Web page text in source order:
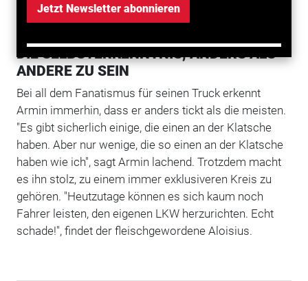
Jetzt Newsletter abonnieren
Story gemalt, an Lichtern und im Interieur geht für
einen echten Tüftler immer noch ein bisschen mehr.
DIE SELBSTERKENNTNIS, ANDERS ALS
ANDERE ZU SEIN
Bei all dem Fanatismus für seinen Truck erkennt
Armin immerhin, dass er anders tickt als die meisten.
"Es gibt sicherlich einige, die einen an der Klatsche
haben. Aber nur wenige, die so einen an der Klatsche
haben wie ich", sagt Armin lachend. Trotzdem macht
es ihn stolz, zu einem immer exklusiveren Kreis zu
gehören. "Heutzutage können es sich kaum noch
Fahrer leisten, den eigenen LKW herzurichten. Echt
schade!", findet der fleischgewordene Aloisius.